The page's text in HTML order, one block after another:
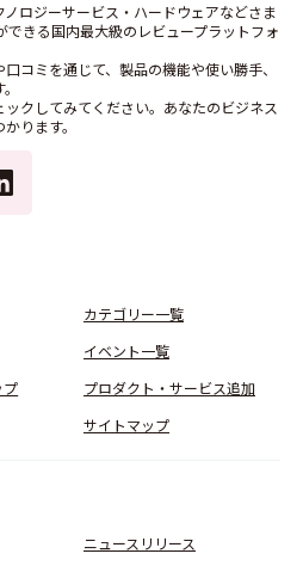
ロジーサービス・ハードウェアなどさま
できる国内最大級のレビュープラットフォ
コミを通じて、製品の機能や使い勝手、
クしてみてください。あなたのビジネス
ります。
カテゴリー一覧
イベント一覧
プ
プロダクト・サービス追加
サイトマップ
ニュースリリース